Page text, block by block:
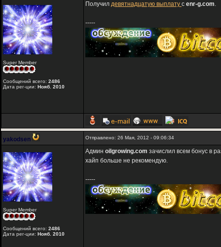
Super Member
Сообщений всего: 2486
Дата рег-ции: Нояб. 2010
Получил девятнадцатую выплату с enr-g.com.
-----
yakodsen Отправлено: 26 Мая, 2012 - 09:06:34
Super Member
Сообщений всего: 2486
Дата рег-ции: Нояб. 2010
Админ oilgrowing.com зачислил всем бонус в
хайп больше не рекомендую.
-----